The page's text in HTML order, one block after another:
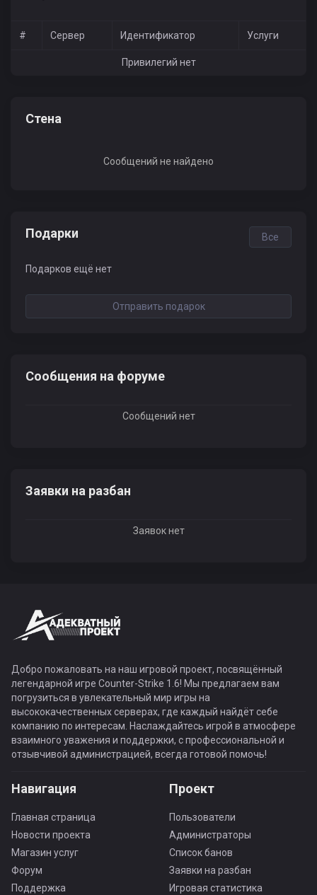
# Сервер Идентификатор Услуги
Привилегий нет
Стена
Сообщений не найдено
Подарки Все
Подарков ещё нет
Отправить подарок
Сообщения на форуме
Сообщений нет
Заявки на разбан
Заявок нет
Добро пожаловать на наш игровой проект, посвящённый
легендарной игре Counter-Strike 1.6! Мы предлагаем вам
погрузиться в увлекательный мир игры на
высококачественных серверах, где каждый найдёт себе
компанию по интересам. Наслаждайтесь игрой в атмосфере
взаимного уважения и поддержки, с профессиональной и
отзывчивой администрацией, всегда готовой помочь!
Навигация
Главная страница
Новости проекта
Магазин услуг
Форум
Поддержка
Проект
Пользователи
Администраторы
Список банов
Заявки на разбан
Игровая статистика